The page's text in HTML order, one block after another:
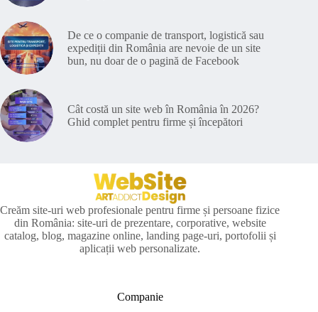
De ce o companie de transport, logistică sau
expediții din România are nevoie de un site
bun, nu doar de o pagină de Facebook
Cât costă un site web în România în 2026?
Ghid complet pentru firme și începători
Creăm site-uri web profesionale pentru firme și persoane fizice
din România: site-uri de prezentare, corporative, website
catalog, blog, magazine online, landing page-uri, portofolii și
aplicații web personalizate.
Companie